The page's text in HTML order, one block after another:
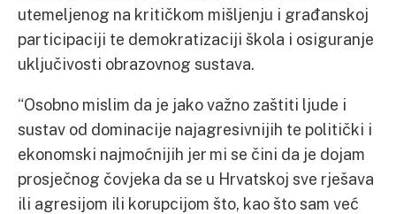
utemeljenog na kritičkom mišljenju i građanskoj
participaciji te demokratizaciji škola i osiguranje
uključivosti obrazovnog sustava.
“Osobno mislim da je jako važno zaštiti ljude i
sustav od dominacije najagresivnijih te politički i
ekonomski najmoćnijih jer mi se čini da je dojam
prosječnog čovjeka da se u Hrvatskoj sve rješava
ili agresijom ili korupcijom što, kao što sam već